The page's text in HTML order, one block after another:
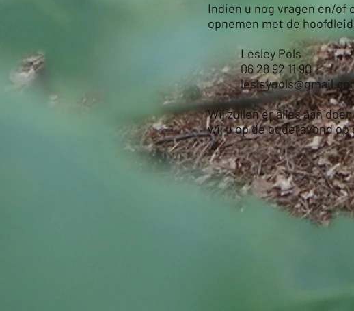
Indien u nog vragen en/of
opnemen met de
Lesley Pols
06 28 92 11 90
Wij zullen er alles aan
wij u op de ouderavond